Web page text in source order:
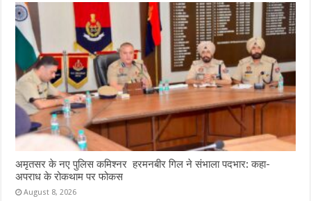
अमृतसर के नए पुलिस कमिश्नर हरमनबीर गिल ने संभाला पदभार: कहा-
अपराध के रोकथाम पर फोकस
August 8, 2026